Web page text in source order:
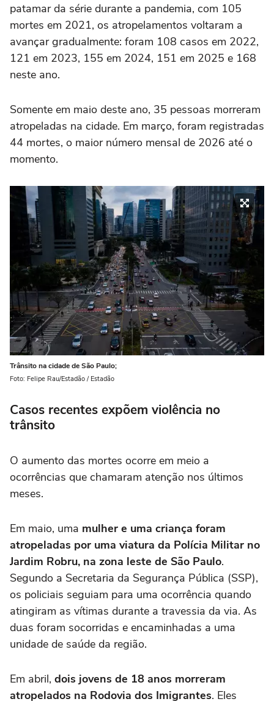
patamar da série durante a pandemia, com 105
mortes em 2021, os atropelamentos voltaram a
avançar gradualmente: foram 108 casos em 2022,
121 em 2023, 155 em 2024, 151 em 2025 e 168
neste ano.
Somente em maio deste ano, 35 pessoas morreram
atropeladas na cidade. Em março, foram registradas
44 mortes, o maior número mensal de 2026 até o
momento.
Trânsito na cidade de São Paulo;
Foto: Felipe Rau/Estadão / Estadão
Casos recentes expõem violência no
trânsito
O aumento das mortes ocorre em meio a
ocorrências que chamaram atenção nos últimos
meses.
Em maio, uma mulher e uma criança foram
atropeladas por uma viatura da Polícia Militar no
Jardim Robru, na zona leste de São Paulo.
Segundo a Secretaria da Segurança Pública (SSP),
os policiais seguiam para uma ocorrência quando
atingiram as vítimas durante a travessia da via. As
duas foram socorridas e encaminhadas a uma
unidade de saúde da região.
Em abril, dois jovens de 18 anos morreram
atropelados na Rodovia dos Imigrantes. Eles